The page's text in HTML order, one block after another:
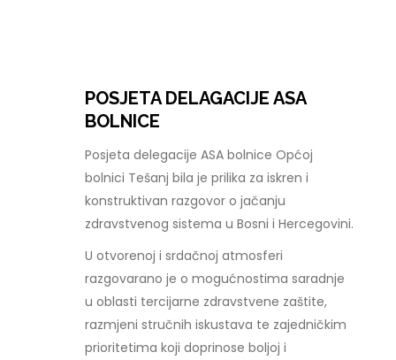
POSJETA DELAGACIJE ASA
BOLNICE
Posjeta delegacije ASA bolnice Općoj
bolnici Tešanj bila je prilika za iskren i
konstruktivan razgovor o jačanju
zdravstvenog sistema u Bosni i Hercegovini.
U otvorenoj i srdačnoj atmosferi
razgovarano je o mogućnostima saradnje
u oblasti tercijarne zdravstvene zaštite,
razmjeni stručnih iskustava te zajedničkim
prioritetima koji doprinose boljoj i